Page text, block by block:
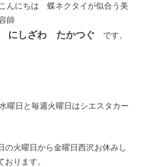
こんにちは 蝶ネクタイが似合う美
師
にしざわ たかつぐ です。
曜日と毎週火曜日はシエスタカー
の火曜日から金曜日西沢お休みし
おります。